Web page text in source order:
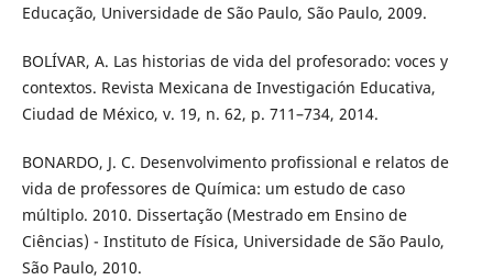
Educação, Universidade de São Paulo, São Paulo, 2009.
BOLÍVAR, A. Las historias de vida del profesorado: voces y
contextos. Revista Mexicana de Investigación Educativa,
Ciudad de México, v. 19, n. 62, p. 711–734, 2014.
BONARDO, J. C. Desenvolvimento profissional e relatos de
vida de professores de Química: um estudo de caso
múltiplo. 2010. Dissertação (Mestrado em Ensino de
Ciências) - Instituto de Física, Universidade de São Paulo,
São Paulo, 2010.